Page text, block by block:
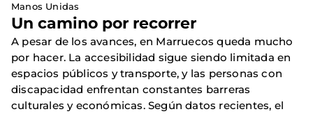
Manos Unidas
Un camino por recorrer
A pesar de los avances, en Marruecos queda mucho
por hacer. La accesibilidad sigue siendo limitada en
espacios públicos y transporte, y las personas con
discapacidad enfrentan constantes barreras
culturales y económicas. Según datos recientes, el